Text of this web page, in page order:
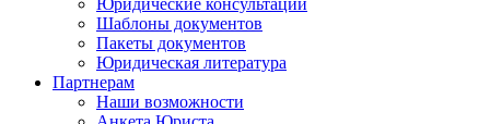
Юридические консультации
Шаблоны документов
Пакеты документов
Юридическая литература
Партнерам
Наши возможности